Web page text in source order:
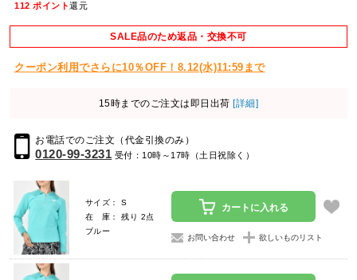
112 ポイント還元
SALE品のため返品・交換不可
クーポン利用でさらに10％OFF！8.12(水)11:59まで
15時までのご注文は即日出荷 [詳細]
お電話でのご注文（代金引換のみ）
0120-99-3231 受付：10時～17時（土日祝除く）
サイズ： S
在 庫： 残り 2点
ブルー
カートに入れる
お問い合わせ 欲しいものリスト